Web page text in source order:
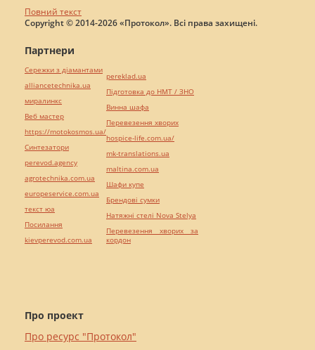
Повний текст
Copyright © 2014-2026 «Протокол». Всі права захищені.
Про проект
Про ресурс "Протокол"
Партнери
Сережки з діамантами
alliancetechnika.ua
миралинкс
Веб мастер
https://motokosmos.ua/
Синтезатори
perevod.agency
agrotechnika.com.ua
europeservice.com.ua
текст юа
Посилання
kievperevod.com.ua
pereklad.ua
Підготовка до НМТ / ЗНО
Винна шафа
Перевезення хворих
hospice-life.com.ua/
mk-translations.ua
maltina.com.ua
Шафи купе
Брендові сумки
Натяжні стелі Nova Stelya
Перевезення хворих за
кордон